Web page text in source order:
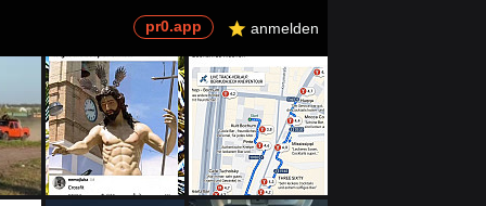
U anmelden
pr0.app